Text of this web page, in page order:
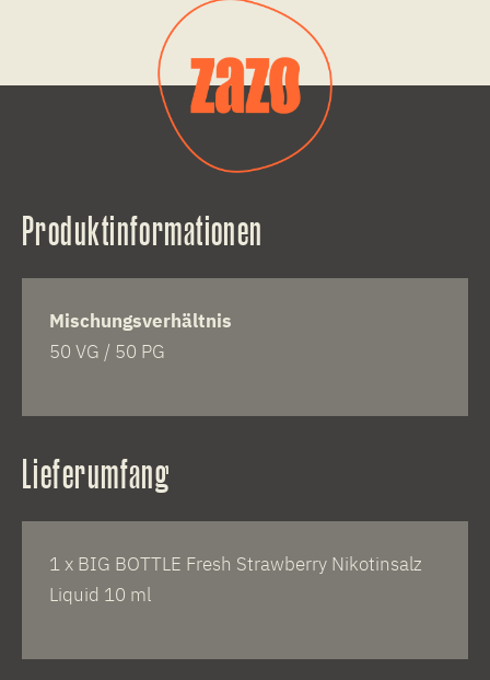
Produktinformationen
Mischungsverhältnis
50 VG / 50 PG
Lieferumfang
1 x BIG BOTTLE Fresh Strawberry Nikotinsalz
Liquid 10 ml